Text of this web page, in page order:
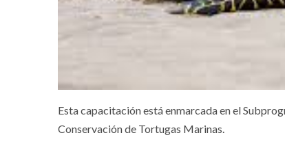
Esta capacitación está enmarcada en el
Conservación de Tortugas Marinas.